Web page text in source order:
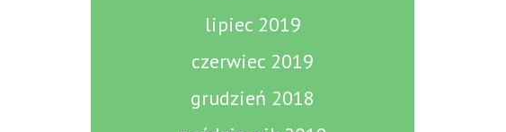
lipiec 2019
czerwiec 2019
grudzień 2018